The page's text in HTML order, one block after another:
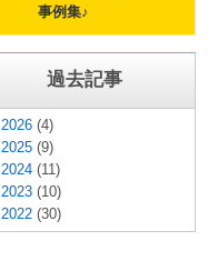
事例集♪
過去記事
2026 (4)
2025 (9)
2024 (11)
2023 (10)
2022 (30)